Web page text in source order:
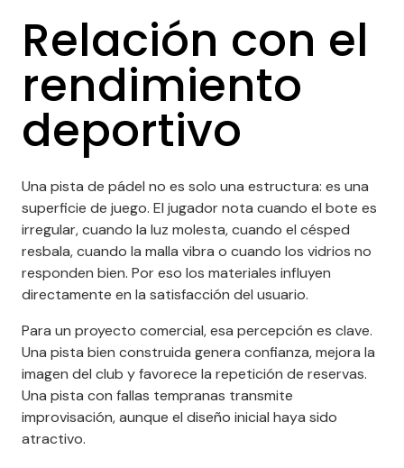
Relación con el
rendimiento
deportivo
Una pista de pádel no es solo una estructura: es una
superficie de juego. El jugador nota cuando el bote es
irregular, cuando la luz molesta, cuando el césped
resbala, cuando la malla vibra o cuando los vidrios no
responden bien. Por eso los materiales influyen
directamente en la satisfacción del usuario.
Para un proyecto comercial, esa percepción es clave.
Una pista bien construida genera confianza, mejora la
imagen del club y favorece la repetición de reservas.
Una pista con fallas tempranas transmite
improvisación, aunque el diseño inicial haya sido
atractivo.